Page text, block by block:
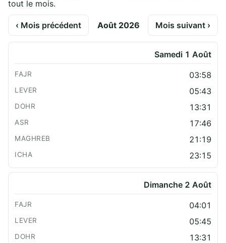
tout le mois.
‹ Mois précédent Août 2026 Mois suivant ›
Samedi 1 Août
03:58
05:43
13:31
17:46
21:19
23:15
Dimanche 2 Août
04:01
05:45
13:31